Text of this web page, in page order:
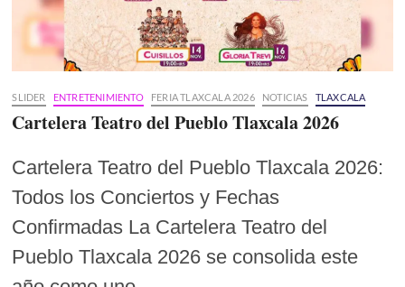
SLIDER ENTRETENIMIENTO FERIA TLAXCALA 2026 NOTICIAS TLAXCALA
Cartelera Teatro del Pueblo Tlaxcala 2026
Cartelera Teatro del Pueblo Tlaxcala 2026:
Todos los Conciertos y Fechas
Confirmadas La Cartelera Teatro del
Pueblo Tlaxcala 2026 se consolida este